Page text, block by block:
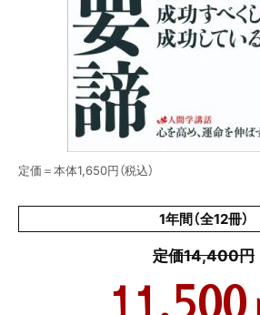
定価＝本体1,650円（税込）
1年間（全12冊）
定価14,400円
11,500